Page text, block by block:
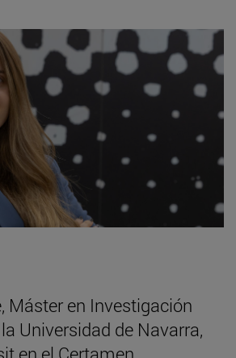
Máster en Investigación
Universidad de Navarra,